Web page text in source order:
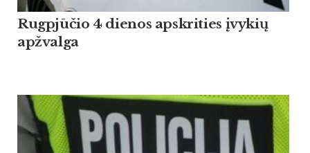
Rugpjūčio 4 dienos apskrities įvykių
apžvalga